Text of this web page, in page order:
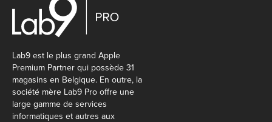
Lab9 est le plus grand Apple
Premium Partner qui possède 31
magasins en Belgique. En outre, la
société mère Lab9 Pro offre une
large gamme de services
informatiques et autres aux